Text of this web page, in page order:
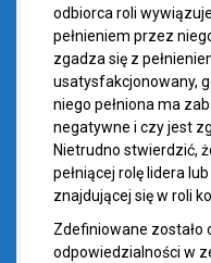
odbiorca roli
pełnieniem przez
zgadza się z
usatysfakcjonowany,
niego pełniona ma
negatywne i czy jest
Nietrudno stwierdzić,
pełniącej rolę lidera
znajdującej się w roli
Zdefiniowane zostało
odpowiedzialności w